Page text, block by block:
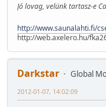
Jó lovag, velünk tartasz-e
http://www.saunalahti.fi/
http://web.axelero.hu/
Darkstar
Global
2012-01-07, 14:02:09